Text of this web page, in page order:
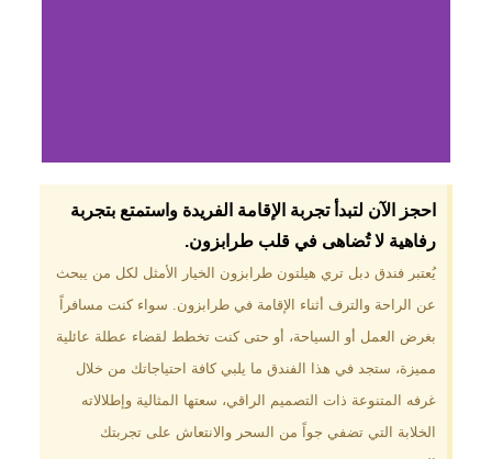
لماذا تختار فندق دبل
تري هيلتون
طرابزون؟
موقع مميز في قلب طرابزون بالقرب
من أهم المعالم السياحية. إطلالات
الخضراء. مرافق متكاملة تشمل
مسبحًا داخليًا، سبا، صالة ألعاب
رياضية، ومطاعم عالمية.
احجز الآن لتبدأ تجربة الإقامة الفريدة واستمتع بتجربة
رفاهية لا تُضاهى في قلب طرابزون.​
يُعتبر فندق دبل تري هيلتون طرابزون الخيار الأمثل لكل من يبحث
عن الراحة والترف أثناء الإقامة في طرابزون. سواء كنت مسافراً
بغرض العمل أو السياحة، أو حتى كنت تخطط لقضاء عطلة عائلية
مميزة، ستجد في هذا الفندق ما يلبي كافة احتياجاتك من خلال
غرفه المتنوعة ذات التصميم الراقي، سعتها المثالية وإطلالاته
الخلابة التي تضفي جواً من السحر والانتعاش على تجربتك